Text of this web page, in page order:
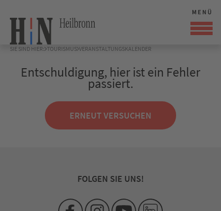
SIE SIND HIER: TOURISMUS VERANSTALTUNGSKALENDER
Entschuldigung, hier ist ein Fehler
passiert.
ERNEUT VERSUCHEN
FOLGEN SIE UNS!